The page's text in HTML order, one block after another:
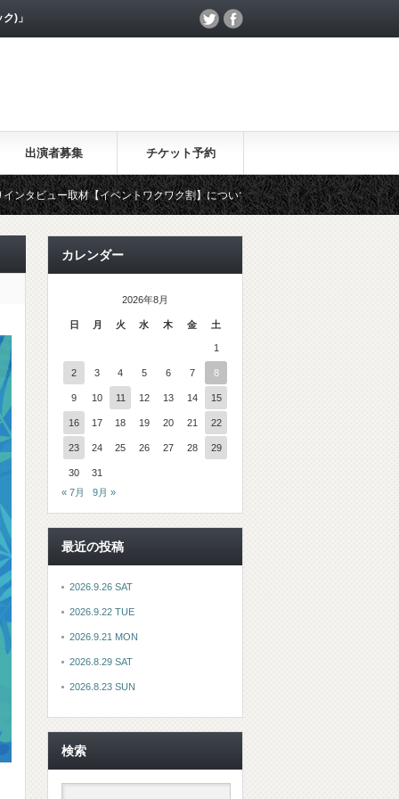
)」
出演者募集 チケット予約
取材【イベントワクワク割】について、MOHANAKが放送されました。
カレンダー
2026年8月
日 月 火 水 木 金 土
1
2 3 4 5 6 7 8
9 10 11 12 13 14 15
16 17 18 19 20 21 22
23 24 25 26 27 28 29
30
31
« 7月
9月 »
最近の投稿
2026.9.26 SAT
2026.9.22 TUE
2026.9.21 MON
2026.8.29 SAT
2026.8.23 SUN
検索